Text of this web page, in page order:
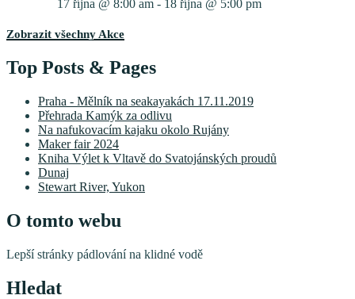
17 října @ 8:00 am - 18 října @ 5:00 pm
Zobrazit všechny Akce
Top Posts & Pages
Praha - Mělník na seakayakách 17.11.2019
Přehrada Kamýk za odlivu
Na nafukovacím kajaku okolo Rujány
Maker fair 2024
Kniha Výlet k Vltavě do Svatojánských proudů
Dunaj
Stewart River, Yukon
O tomto webu
Lepší stránky pádlování na klidné vodě
Hledat